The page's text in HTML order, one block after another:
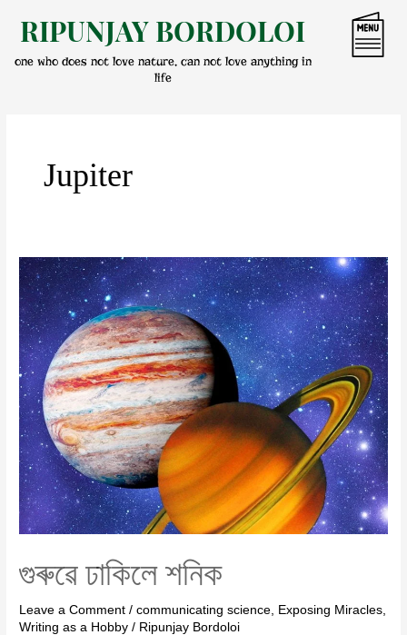
content
RIPUNJAY BORDOLOI
one who does not love nature, can not love anything in
life
Jupiter
গুৰুৱে ঢাকিলে শনিক
Leave a Comment /communicating science, Exposing Miracles,
Writing as a Hobby / Ripunjay Bordoloi
গুৰুৱে
ঢাকিলে
শনিক